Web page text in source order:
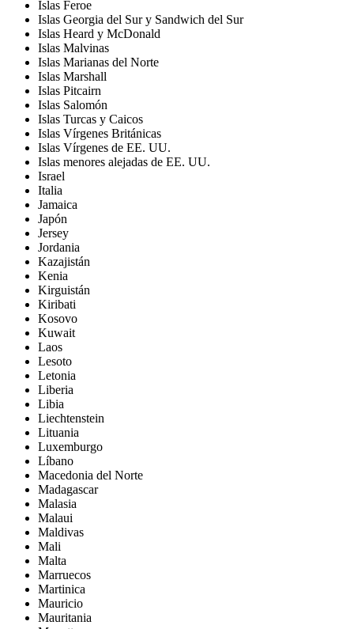
Islas Feroe
Islas Georgia del Sur y Sandwich del Sur
Islas Heard y McDonald
Islas Malvinas
Islas Marianas del Norte
Islas Marshall
Islas Pitcairn
Islas Salomón
Islas Turcas y Caicos
Islas Vírgenes Británicas
Islas Vírgenes de EE. UU.
Islas menores alejadas de EE. UU.
Israel
Italia
Jamaica
Japón
Jersey
Jordania
Kazajistán
Kenia
Kirguistán
Kiribati
Kosovo
Kuwait
Laos
Lesoto
Letonia
Liberia
Libia
Liechtenstein
Lituania
Luxemburgo
Líbano
Macedonia del Norte
Madagascar
Malasia
Malaui
Maldivas
Mali
Malta
Marruecos
Martinica
Mauricio
Mauritania